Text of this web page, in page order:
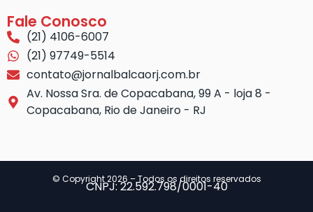
Fale Conosco
(21) 4106-6007
(21) 97749-5514
contato@jornalbalcaorj.com.br
Av. Nossa Sra. de Copacabana, 99 A - loja 8 -
Copacabana, Rio de Janeiro - RJ
© Copyright 2026 – Todos os direitos reservados
CNPJ: 22.592.798/0001-40